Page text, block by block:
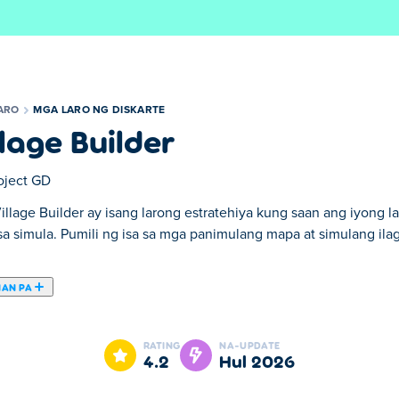
MGA LARO NG DISKARTE
Builder
GD
Builder ay isang larong estratehiya kung saan ang iyong
simula. Pumili ng isa sa mga panimulang mapa at simulang
PA
kung saan ang iyong layunin ay bumuo ng isang
higit pa. Kapag pumili ka ng isang unit at i-hover ang mouse
gaano karaming mga puntos ang makukuha mo mula sa
RATING
4.2
NA-UPDATE
Hul 2026